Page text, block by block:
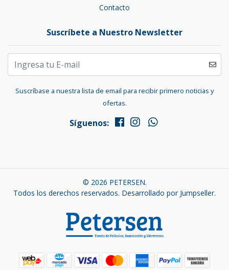
Contacto
Suscríbete a Nuestro Newsletter
Suscríbase a nuestra lista de email para recibir primero noticias y
ofertas.
Síguenos:
© 2026 PETERSEN.
Todos los derechos reservados. Desarrollado por Jumpseller.